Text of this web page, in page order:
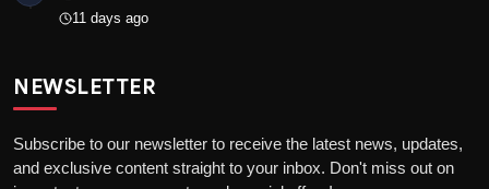
11 days ago
NEWSLETTER
Subscribe to our newsletter to receive the latest news, updates,
and exclusive content straight to your inbox. Don't miss out on